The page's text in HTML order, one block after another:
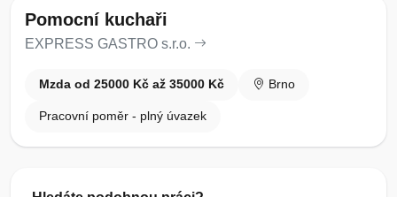
Pomocní kuchaři
EXPRESS GASTRO s.r.o.
Mzda od 25000 Kč až 35000 Kč Brno
Pracovní poměr - plný úvazek